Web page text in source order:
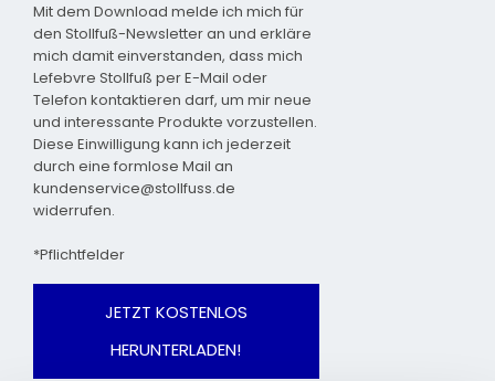
Mit dem Download melde ich mich für
den Stollfuß-Newsletter an und erkläre
mich damit einverstanden, dass mich
Lefebvre Stollfuß per E-Mail oder
Telefon kontaktieren darf, um mir neue
und interessante Produkte vorzustellen.
Diese Einwilligung kann ich jederzeit
durch eine formlose Mail an
kundenservice@stollfuss.de
widerrufen.
*Pflichtfelder
JETZT KOSTENLOS
HERUNTERLADEN!